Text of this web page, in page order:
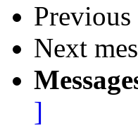
Previous
Next
]